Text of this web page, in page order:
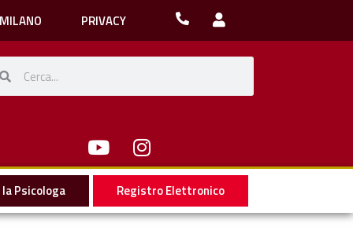
PRIVACY
la Psicologa Registro Elettronico